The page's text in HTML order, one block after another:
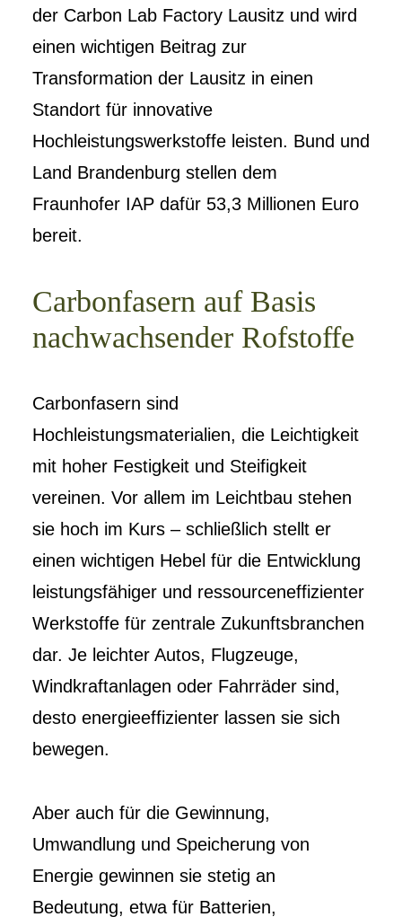
der Carbon Lab Factory Lausitz und wird
einen wichtigen Beitrag zur
Transformation der Lausitz in einen
Standort für innovative
Hochleistungswerkstoffe leisten. Bund und
Land Brandenburg stellen dem
Fraunhofer IAP dafür 53,3 Millionen Euro
bereit.
Carbonfasern auf Basis
nachwachsender Rofstoffe
Carbonfasern sind
Hochleistungsmaterialien, die Leichtigkeit
mit hoher Festigkeit und Steifigkeit
vereinen. Vor allem im Leichtbau stehen
sie hoch im Kurs – schließlich stellt er
einen wichtigen Hebel für die Entwicklung
leistungsfähiger und ressourceneffizienter
Werkstoffe für zentrale Zukunftsbranchen
dar. Je leichter Autos, Flugzeuge,
Windkraftanlagen oder Fahrräder sind,
desto energieeffizienter lassen sie sich
bewegen.
Aber auch für die Gewinnung,
Umwandlung und Speicherung von
Energie gewinnen sie stetig an
Bedeutung, etwa für Batterien,